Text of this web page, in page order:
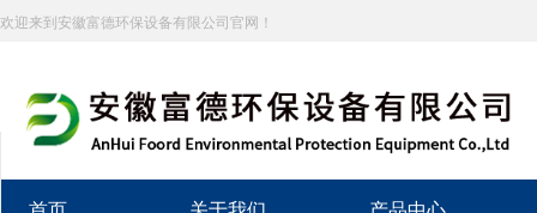
欢迎来到安徽富德环保设备有限公司官网！
分享到